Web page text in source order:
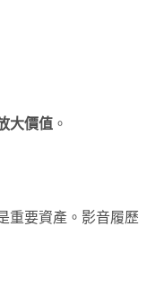
大價值 。
重要資產。影音履歷